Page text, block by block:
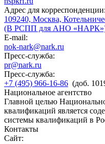
Адрес для корреспонденции:
109240, Москва,
(В РСПП для АНО
E-mail:
nok-nark@nark.ru
Пресс-служба:
pr@nark.ru
Пресс-служба:
+7 (495) 966-16-86 (доб.
Национальное агентство
Главной целью
квалификаций является
системы квалификаций в
Контакты
Сайт: